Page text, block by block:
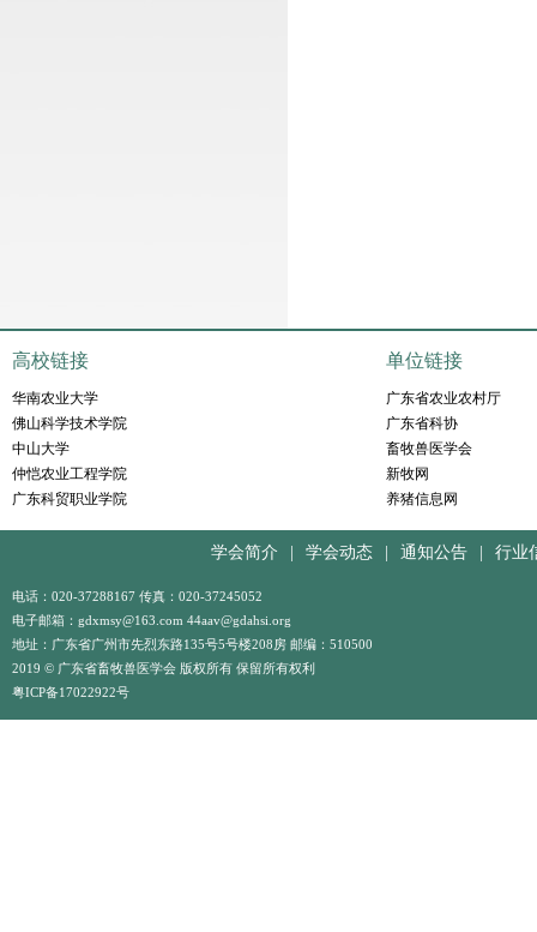
高校链接
华南农业大学
佛山科学技术学院
中山大学
仲恺农业工程学院
广东科贸职业学院
单位链接
广东省农业农村厅
广东省科协
畜牧兽医学会
新牧网
养猪信息网
学会简介 学会动态 通知公告 行业
电话：020-37288167 传真：020-37245052
电子邮箱：gdxmsy@163.com 44aav@gdahsi.org
地址：广东省广州市先烈东路135号5号楼208房 邮编：510500
2019 © 广东省畜牧兽医学会 版权所有 保留所有权利
粤ICP备17022922号